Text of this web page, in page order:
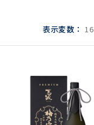
表示変数： 16